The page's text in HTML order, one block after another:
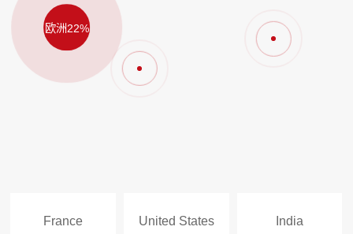
欧洲22%
France United States India